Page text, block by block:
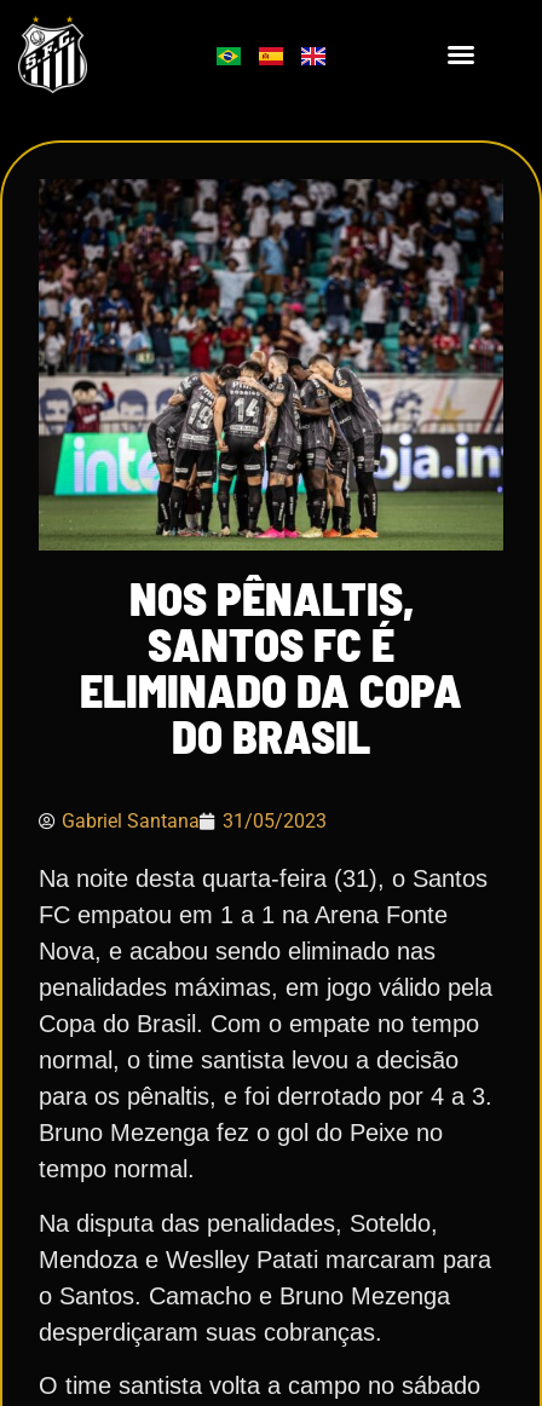
NOS PÊNALTIS,
SANTOS FC É
ELIMINADO DA COPA
DO BRASIL
Gabriel Santana 31/05/2023
Na noite desta quarta-feira (31), o Santos
FC empatou em 1 a 1 na Arena Fonte
Nova, e acabou sendo eliminado nas
penalidades máximas, em jogo válido pela
Copa do Brasil. Com o empate no tempo
normal, o time santista levou a decisão
para os pênaltis, e foi derrotado por 4 a 3.
Bruno Mezenga fez o gol do Peixe no
tempo normal.
Na disputa das penalidades, Soteldo,
Mendoza e Weslley Patati marcaram para
o Santos. Camacho e Bruno Mezenga
desperdiçaram suas cobranças.
O time santista volta a campo no sábado